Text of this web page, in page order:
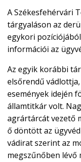
A Székesfehérvári
tárgyaláson az
egykori
információi az
Az egyik korábbi
elsőrendű
események idején
államtitkár volt.
agrártárcát vezető
ő döntött az
vádirat szerint az
megszűnőben lévő